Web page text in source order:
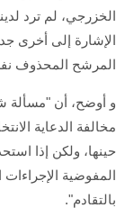
الخزرجي، لم ترد
الإشارة إلى أخرى
المرشح المحذوف
و أوضح، أن "مسألة
مخالفة الدعاية
حينها، ولكن إذا
المفوضية الإجراءات
بالتقادم".